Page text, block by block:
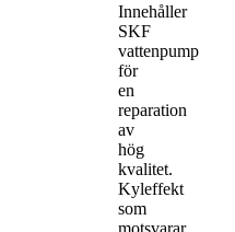
Innehåller
SKF
vattenpump
för
en
reparation
av
hög
kvalitet.
Kyleffekt
som
motsvarar